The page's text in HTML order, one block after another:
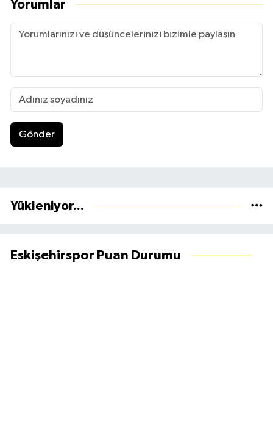
Yorumlar
Gönder
Yükleniyor...
Eskişehirspor Puan Durumu